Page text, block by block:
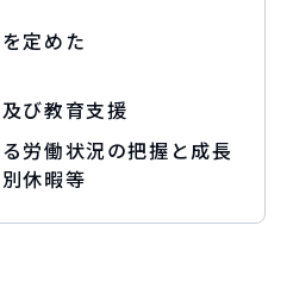
定めた
び教育支援
労働状況の把握と成長
休暇等